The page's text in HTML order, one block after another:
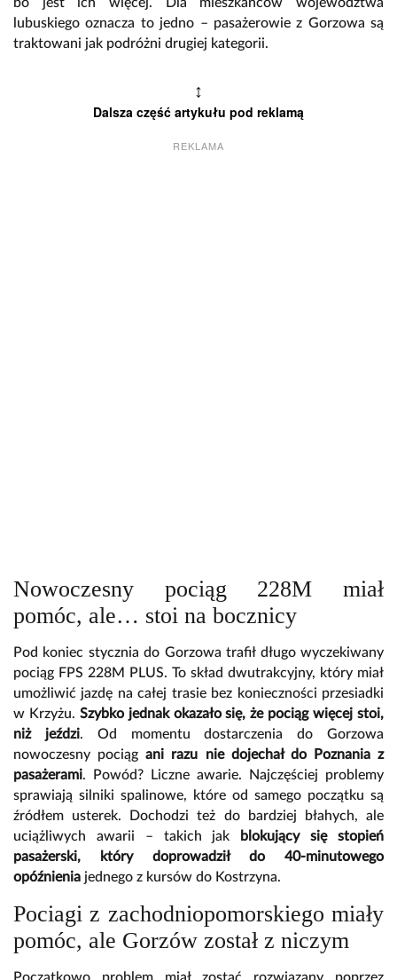
lubuskiego oznacza to jedno – pasażerowie z Gorzowa są
traktowani jak podróżni drugiej kategorii.
↕
Dalsza część artykułu pod reklamą
REKLAMA
Nowoczesny pociąg 228M miał
pomóc, ale… stoi na bocznicy
Pod koniec stycznia do Gorzowa trafił długo wyczekiwany
pociąg FPS 228M PLUS. To skład dwutrakcyjny, który miał
umożliwić jazdę na całej trasie bez konieczności przesiadki
w Krzyżu. Szybko jednak okazało się, że pociąg więcej stoi,
niż jeździ. Od momentu dostarczenia do Gorzowa
nowoczesny pociąg ani razu nie dojechał do Poznania z
pasażerami. Powód? Liczne awarie. Najczęściej problemy
sprawiają silniki spalinowe, które od samego początku są
źródłem usterek. Dochodzi też do bardziej błahych, ale
uciążliwych awarii – takich jak
blokujący się stopień
pasażerski, który doprowadził do 40-minutowego
opóźnienia jednego z kursów do Kostrzyna.
Pociagi z zachodniopomorskiego miały
pomóc, ale Gorzów został z niczym